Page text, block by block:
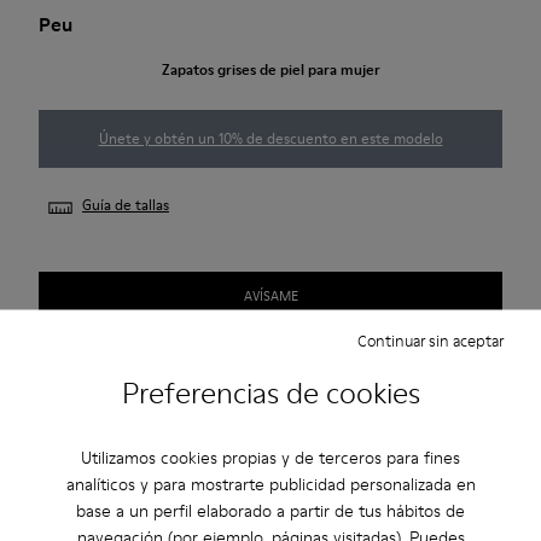
Preferencias de cookies
Utilizamos cookies propias y de terceros para fines
analíticos y para mostrarte publicidad personalizada en
base a un perfil elaborado a partir de tus hábitos de
navegación (por ejemplo, páginas visitadas). Puedes
Continuar sin aceptar
Peu
Zapatos grises de piel para mujer
Únete y obtén un 10% de descuento en este modelo
Guía de tallas
AVÍSAME
2 años de garantía por defectos de fábrica.
Descripción
Zapatos grises de piel para mujer con suelas de TPU (20%